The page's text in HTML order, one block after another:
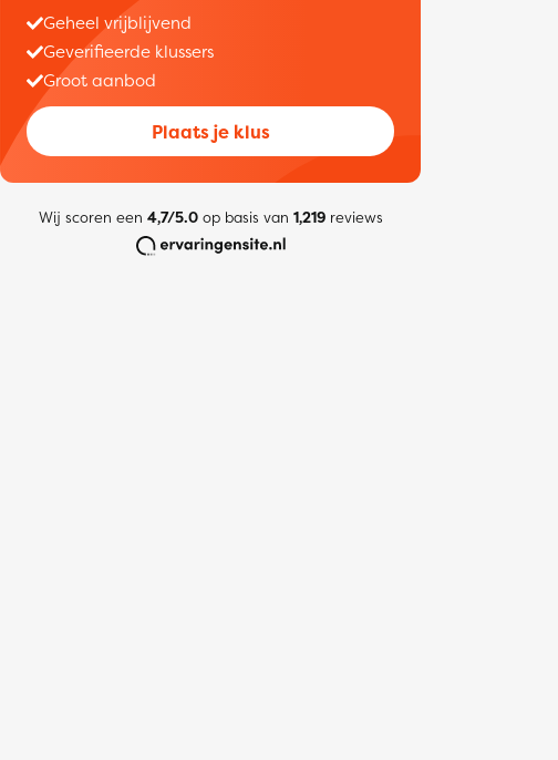
Geheel vrijblijvend
Geverifieerde klussers
Groot aanbod
Plaats je klus
Wij scoren een 4,7/5.0op basis van 1,219reviews